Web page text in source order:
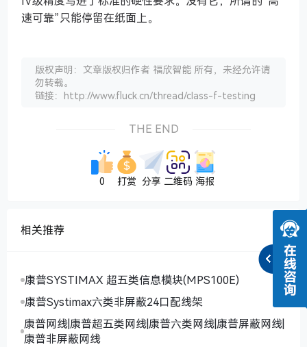
速可靠”只能停留在纸面上。
版权声明：文章版权归作者 福欣智能 所有，未经允许请
勿转载。
链接：http://www.fluck.cn/thread/class-f-testing
THE END
0 打赏 分享 二维码 海报
相关推荐
康普SYSTIMAX 超五类信息模块(MPS100E)
康普Systimax六类非屏蔽24口配线架
康普网线|康普超五类网线|康普六类网线|康普屏蔽网线|
康普非屏蔽网线